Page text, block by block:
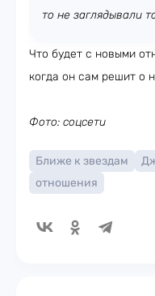
то не заглядывали
Что будет с новыми
когда он сам решит о
Фото: соцсети
Ближе к звездам
отношения